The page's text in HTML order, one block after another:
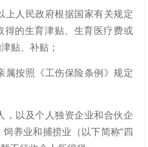
上人民政府根据国家有关规定
得的生育津贴、生育医疗费或
贴、补贴；
属按照《工伤保险条例》规定
，以及个人独资企业和合伙企
养业和捕捞业（以下简称“四